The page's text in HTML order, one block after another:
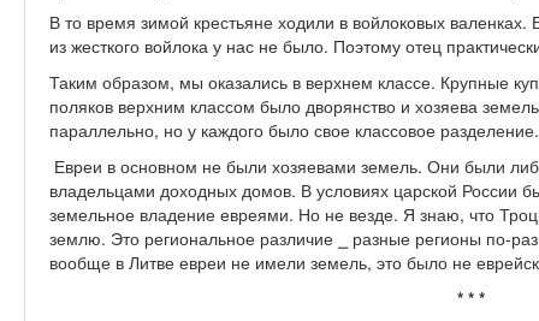
В то время зимой крестьяне ходили в войлоковых
из жесткого войлока у нас не было. Поэтому отец
Таким образом, мы оказались в верхнем классе. Крупные
поляков верхним классом было дворянство и хозяева
параллельно, но у каждого было свое классовое разделение.
Евреи в основном не были хозяевами земель. Они были
владельцами доходных домов. В условиях царской России
земельное владение евреями. Но не везде. Я знаю, что
землю. Это региональное различие ⎯ разные регионы по-
вообще в Литве евреи не имели земель, это было не
* * *